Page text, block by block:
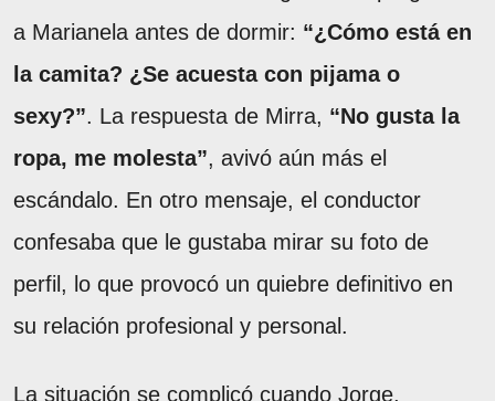
a Marianela antes de dormir: “¿Cómo está en
la camita? ¿Se acuesta con pijama o
sexy?”. La respuesta de Mirra, “No gusta la
ropa, me molesta”, avivó aún más el
escándalo. En otro mensaje, el conductor
confesaba que le gustaba mirar su foto de
perfil, lo que provocó un quiebre definitivo en
su relación profesional y personal.
La situación se complicó cuando Jorge,